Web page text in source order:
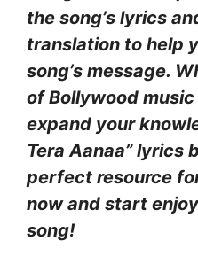
the song’s lyrics
translation to help
song’s message.
of Bollywood
expand your
Tera Aanaa” lyrics
perfect resource
now and start
song!